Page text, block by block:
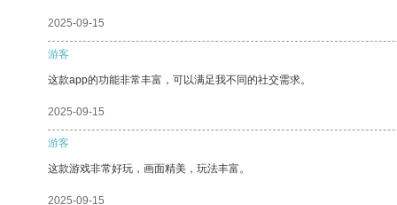
2025-09-15
游客
这款app的功能非常丰富，可以满足我不同的社交需求。
2025-09-15
游客
这款游戏非常好玩，画面精美，玩法丰富。
2025-09-15